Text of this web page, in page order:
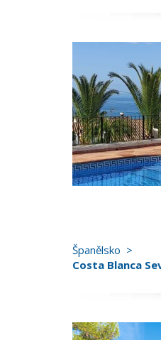
Španělsko
Costa Blanca